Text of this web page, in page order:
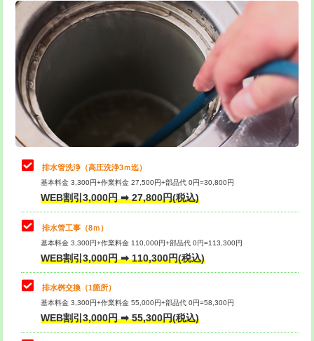
管・ポリ管・HT管使用/3ｍまで)
給水管工事※（ライニング鋼管・銅
管・ポリ管・HT管使用/3ｍ超え)
+8,800円
排水管工事（土の掘削・埋め戻し作
業）
11,000円~
排水管工事（排水管工事/3ｍまで） 55,000円
排水管工事（追加 排水管工事/3ｍ超
え）
マス交換（土の掘削・埋め戻し作業）
マス交換（深さ50㎝未満）
マス交換（深さ50㎝以上） 66,000円
コンクリート斫り（厚さ10㎝まで）
コンクリート斫り（厚さ10㎝超え）
追加トーラー機使用/3m超え +3,300円
カメラ調査 33,000円
桝清掃 8,800円
止水・漏水調査・防水処理・清掃・修
理・調整・分解・加工など（軽作業）
11,000円
止水・漏水調査・防水処理・清掃・修
理・調整・分解・加工など（中作業）
22,000円
止水・漏水調査・防水処理・清掃・修
理・調整・分解・加工など（重作業）
33,000円
その他部品の脱着
交換・取付（タンク） 22,000円+材料費
交換・取付(単水栓（壁付・デッキ
式）)
交換・取付(混合水栓（壁付・デッキ
16,500円+材料費
排水管洗浄（高圧洗浄3ｍ迄）
基本料金 3,300円+作業料金 27,500円+部品代 0円=30,800円
WEB割引3,000円 ➡ 27,800円(税込)
排水管工事（8ｍ）
基本料金 3,300円+作業料金 110,000円+部品代 0円=113,300円
WEB割引3,000円 ➡ 110,300円(税込)
排水桝交換（1箇所）
基本料金 3,300円+作業料金 55,000円+部品代 0円=58,300円
WEB割引3,000円 ➡ 55,300円(税込)